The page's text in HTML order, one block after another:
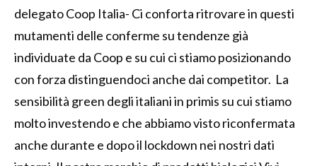
delegato Coop Italia- Ci conforta ritrovare in questi
mutamenti delle conferme su tendenze già
individuate da Coop e su cui ci stiamo posizionando
con forza distinguendoci anche dai competitor. La
sensibilità green degli italiani in primis su cui stiamo
molto investendo e che abbiamo visto riconfermata
anche durante e dopo il lockdown nei nostri dati